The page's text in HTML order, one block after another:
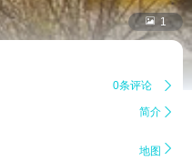
 1
0条评论 
简介 
地图 